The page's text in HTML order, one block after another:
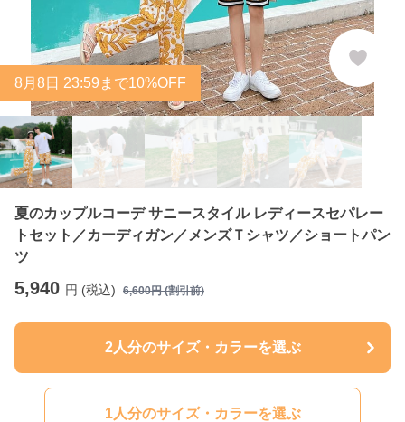
8月 8日 23:59まで10%OFF
夏のカップルコーデ サニースタイル レディースセパレー
トセット／カーディガン／メンズＴシャツ／ショートパン
ツ
5,940 円 (税込) 6,600円 (割引前)
2人分のサイズ・カラーを選ぶ
1人分のサイズ・カラーを選ぶ